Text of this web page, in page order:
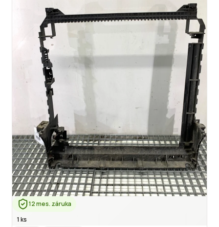
12 mes. záruka
1 ks